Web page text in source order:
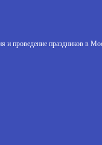
проведение праздников в